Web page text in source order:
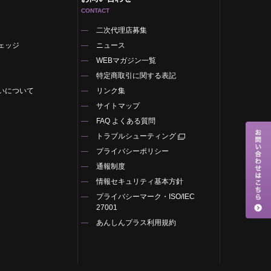
ッジ
について
CONTACT
二次代理店募集
ニュース
WEBマガジン一覧
特定商取引に関する表記
リンク集
サイトマップ
FAQ よくある質問
トラブルシューティング
プライバシーポリシー
通報制度
情報セキュリティ基本方針
プライバシーマーク・ISO/IEC
27001
あんしんプラス利用規約